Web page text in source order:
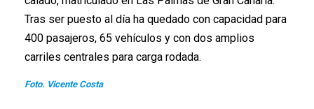
Tras ser puesto al día ha quedado con capacidad para
400 pasajeros, 65 vehículos y con dos amplios
carriles centrales para carga rodada.
Foto. Vicente Costa